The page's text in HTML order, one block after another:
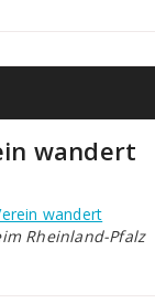
wandert
wandert
Rheinland-Pfalz